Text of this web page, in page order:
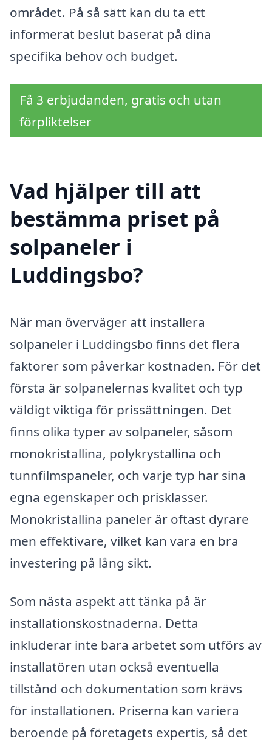
området. På så sätt kan du ta ett
informerat beslut baserat på dina
specifika behov och budget.
Få 3 erbjudanden, gratis och utan
förpliktelser
Vad hjälper till att
bestämma priset på
solpaneler i
Luddingsbo?
När man överväger att installera
solpaneler i Luddingsbo finns det flera
faktorer som påverkar kostnaden. För det
första är solpanelernas kvalitet och typ
väldigt viktiga för prissättningen. Det
finns olika typer av solpaneler, såsom
monokristallina, polykrystallina och
tunnfilmspaneler, och varje typ har sina
egna egenskaper och prisklasser.
Monokristallina paneler är oftast dyrare
men effektivare, vilket kan vara en bra
investering på lång sikt.
Som nästa aspekt att tänka på är
installationskostnaderna. Detta
inkluderar inte bara arbetet som utförs av
installatören utan också eventuella
tillstånd och dokumentation som krävs
för installationen. Priserna kan variera
beroende på företagets expertis, så det